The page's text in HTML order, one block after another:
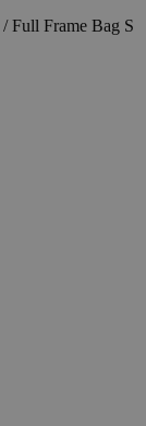
/ Full Frame Bag S